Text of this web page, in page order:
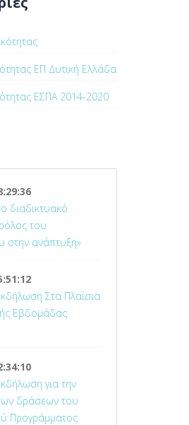
ΕΠ Δυτική Ελλάδα
ΕΣΠΑ 2014-2020
διαδικτυακό
του
στην ανάπτυξη»
Στα Πλαίσια
Εβδομάδας
για την
δράσεων του
Προγράμματος